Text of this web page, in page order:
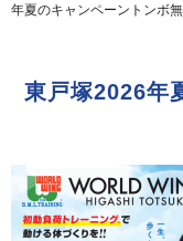
年夏のキャンペーントンボ
東戸塚2026年